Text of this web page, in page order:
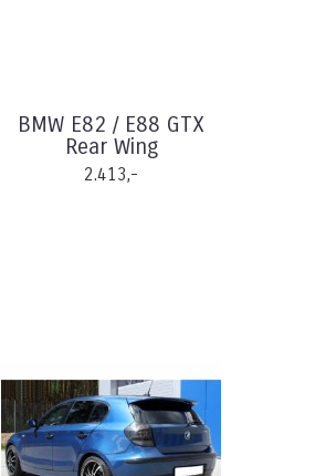
BMW E82 / E88 GTX
Rear Wing
2.413,-